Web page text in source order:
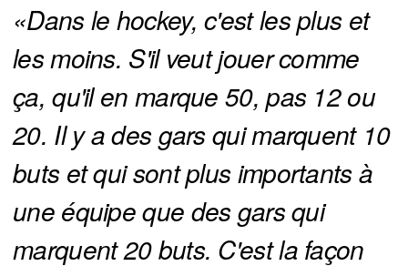
«Dans le hockey, c'est les plus et
les moins. S'il veut jouer comme
ça, qu'il en marque 50, pas 12 ou
20. Il y a des gars qui marquent 10
buts et qui sont plus importants à
une équipe que des gars qui
marquent 20 buts. C'est la façon